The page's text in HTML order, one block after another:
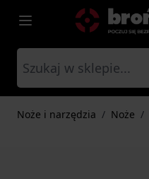
Przejdź do treści
Noże i narzędzia / Noże /